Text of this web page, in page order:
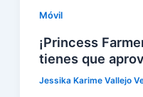
Móvil
¡Princess
tienes que
Jessika Karime Vallejo